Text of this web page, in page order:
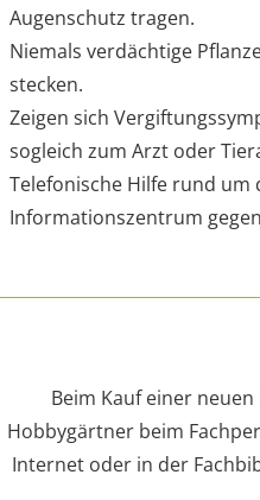
Augenschutz tragen.
Niemals verdächtige
stecken.
Zeigen sich
sogleich zum Arzt oder
Telefonische Hilfe rund um
Informationszentrum
Beim Kauf einer
Hobbygärtner beim
Internet oder in der